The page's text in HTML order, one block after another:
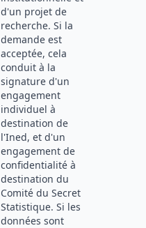
d'un projet de
recherche. Si la
demande est
acceptée, cela
conduit à la
signature d'un
engagement
individuel à
destination de
l'Ined, et d'un
engagement de
confidentialité à
destination du
Comité du Secret
Statistique. Si les
données sont